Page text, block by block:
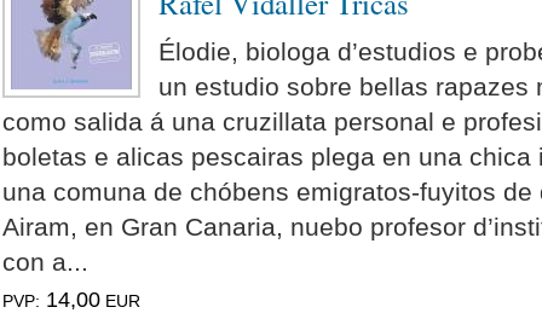
Élodie, biologa d’estudios e
un estudio sobre bellas rapazes
como salida á una cruzillata personal e
boletas e alicas pescairas plega en una
una comuna de chóbens emigratos-fuyitos
Airam, en Gran Canaria, nuebo profesor
con a...
PVP: 14,00 EUR